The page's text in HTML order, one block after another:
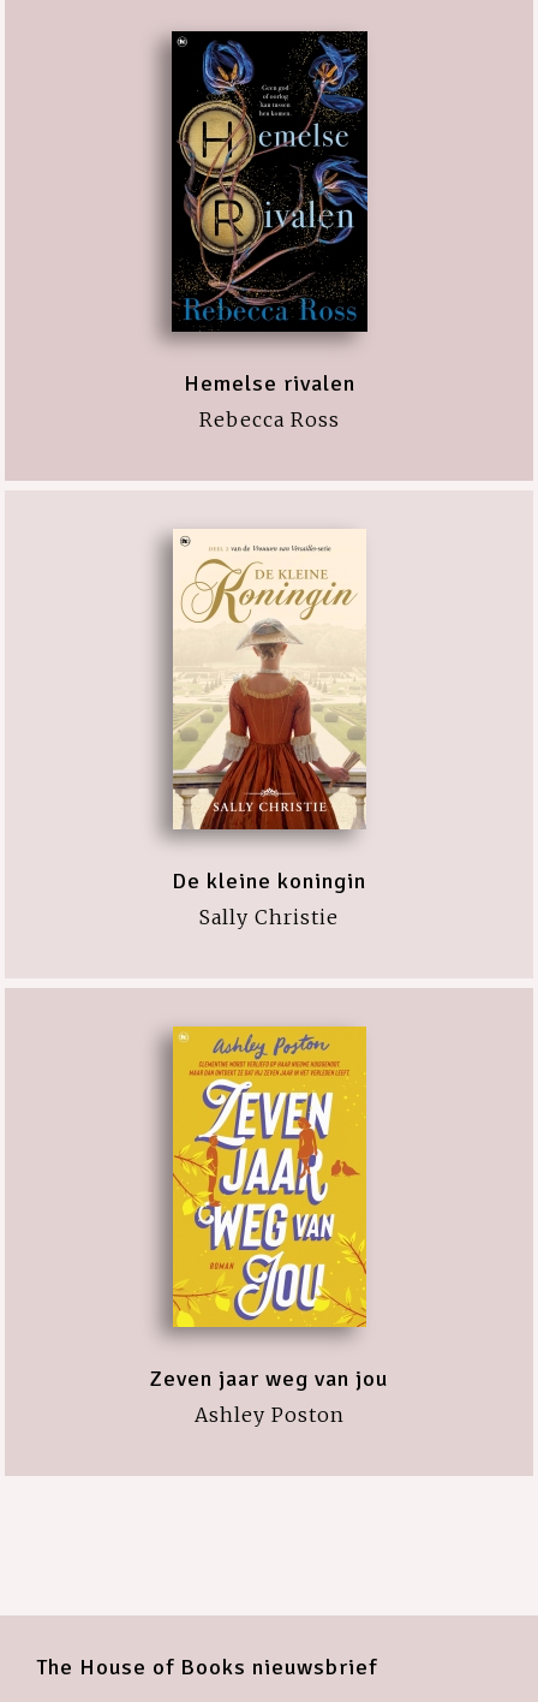
Hemelse rivalen
Rebecca Ross
De kleine koningin
Sally Christie
Zeven jaar weg van jou
Ashley Poston
The House of Books nieuwsbrief